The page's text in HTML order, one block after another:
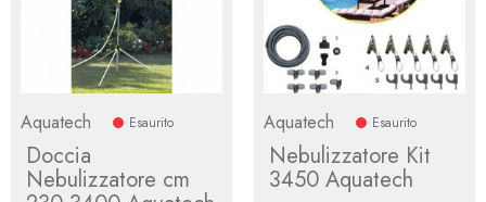
Aquatech Esaurito
Doccia
Nebulizzatore cm
Aquatech Esaurito
Nebulizzatore Kit
3450 Aquatech